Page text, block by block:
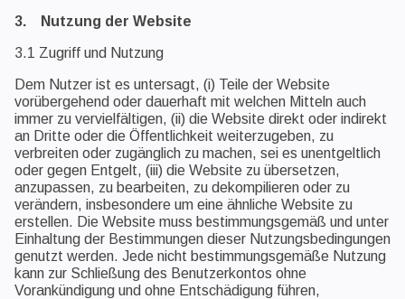
3. Nutzung der Website
3.1 Zugriff und Nutzung
Dem Nutzer ist es untersagt, (i) Teile der Website
vorübergehend oder dauerhaft mit welchen Mitteln auch
immer zu vervielfältigen, (ii) die Website direkt oder indirekt
an Dritte oder die Öffentlichkeit weiterzugeben, zu
verbreiten oder zugänglich zu machen, sei es unentgeltlich
oder gegen Entgelt, (iii) die Website zu übersetzen,
anzupassen, zu bearbeiten, zu dekompilieren oder zu
verändern, insbesondere um eine ähnliche Website zu
erstellen. Die Website muss bestimmungsgemäß und unter
Einhaltung der Bestimmungen dieser Nutzungsbedingungen
genutzt werden. Jede nicht bestimmungsgemäße Nutzung
kann zur Schließung des Benutzerkontos ohne
Vorankündigung und ohne Entschädigung führen,